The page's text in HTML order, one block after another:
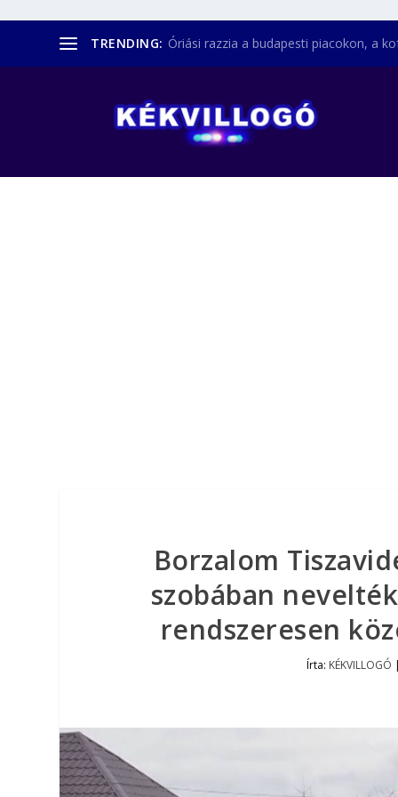
TRENDING: Óriási razzia a budapesti piacokon, a
Borzalom
szobában
rendszeresen
Írta: KÉKVILLOGÓ